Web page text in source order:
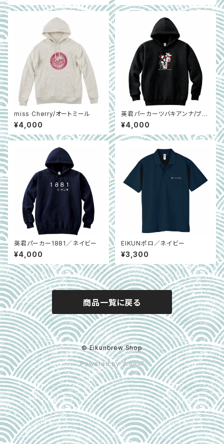
miss Cherry/オートミール
¥4,000
英君パーカーツバキアンナ/ブラ
ック
¥4,000
英君パーカー1881／ネイビー
¥4,000
EIKUNポロ／ネイビー
¥3,300
商品一覧に戻る
© Eikunbrew Shop
Powered by